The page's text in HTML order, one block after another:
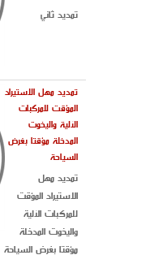
تمديد ثاني
تمديد مهل الاستيراد
المؤقت للمركبات
الآلية واليخوت
المدخلة مؤقتا بغرض
السياحة
تمديد مهل
الاستيراد المؤقت
للمركبات الآلية
واليخوت المدخلة
مؤقتا بغرض السياحة